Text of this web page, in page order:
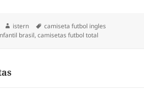
Autor
istern Etiquetas
camiseta futbol ingles
brasil,camisetas futbol total